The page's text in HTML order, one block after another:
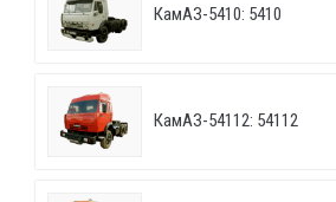
КамАЗ-5410: 5410
КамАЗ-54112: 54112